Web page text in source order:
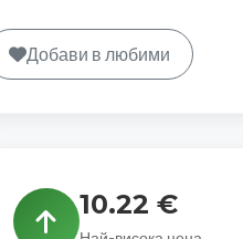
Добави в любими
10.22 €